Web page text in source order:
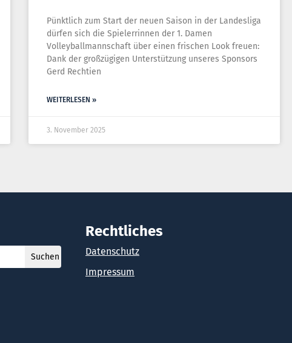
Pünktlich zum Start der neuen Saison in der Landesliga
dürfen sich die Spielerrinnen der 1. Damen
Volleyballmannschaft über einen frischen Look freuen:
Dank der großzügigen Unterstützung unseres Sponsors
Gerd Rechtien
WEITERLESEN »
3. November 2025
Rechtliches
Datenschutz
Impressum